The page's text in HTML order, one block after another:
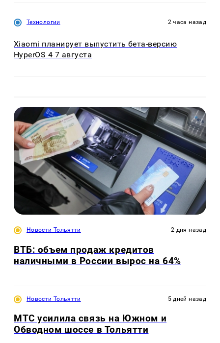
Технологии 2 часа назад
Xiaomi планирует выпустить бета-версию
HyperOS 4 7 августа
Новости Тольятти 2 дня назад
ВТБ: объем продаж кредитов
наличными в России вырос на 64%
Новости Тольятти 5 дней назад
МТС усилила связь на Южном и
Обводном шоссе в Тольятти